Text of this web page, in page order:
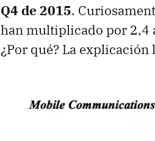
Q4 de 2015.
han multiplicado por 2,4
¿Por qué? La explicación